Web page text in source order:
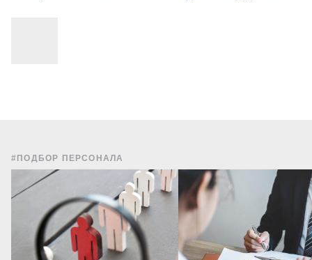
#ПОДБОР ПЕРСОНАЛА